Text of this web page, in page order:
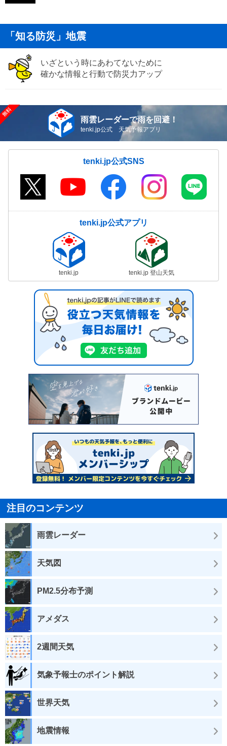
「知る防災」地震
いざという時にあわてないために
確かな情報と行動で防災力アップ
雨雲レーダーで雨を回避！
tenki.jp公式 天気予報アプリ
tenki.jp公式SNS
tenki.jp公式アプリ
tenki.jp tenki.jp 登山天気
注目のコンテンツ
雨雲レーダー
天気図
PM2.5分布予測
アメダス
2週間天気
気象予報士のポイント解説
世界天気
地震情報